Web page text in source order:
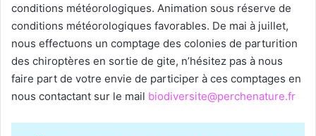
conditions météorologiques. Animation sous réserve de
conditions météorologiques favorables. De mai à juillet,
nous effectuons un comptage des colonies de parturition
des chiroptères en sortie de gite, n’hésitez pas à nous
faire part de votre envie de participer à ces comptages en
nous contactant sur le mail biodiversite@perchenature.fr